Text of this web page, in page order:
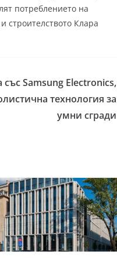
потреблението на
строителството Клара
Samsung Electronics,
технология за
умни сгради